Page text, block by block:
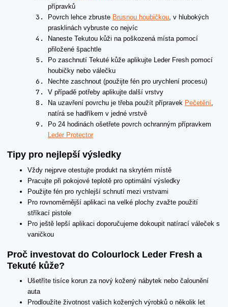
přípravků
Povrch lehce zbruste Brusnou houbičkou , v hlubokých
prasklinách vybruste co nejvíc
Naneste Tekutou kůži na poškozená místa pomocí
přiložené špachtle
Po zaschnutí Tekuté kůže aplikujte Leder Fresh pomocí
houbičky nebo válečku
Nechte zaschnout (použijte fén pro urychlení procesu)
V případě potřeby aplikujte další vrstvy
Na uzavření povrchu je třeba použít přípravek Pečetění
natírá se hadříkem v jedné vrstvě
Po 24 hodinách ošetřete povrch ochranným přípravkem
Leder Protector
Tipy pro nejlepší výsledky
Vždy nejprve otestujte produkt na skrytém místě
Pracujte při pokojové teplotě pro optimální výsledky
Použijte fén pro rychlejší schnutí mezi vrstvami
Pro rovnoměrnější aplikaci na velké plochy zvažte použití
stříkací pistole
Pro ještě lepší aplikaci doporučujeme dokoupit natírací váleček s
vaničkou
Proč investovat do Colourlock Leder Fresh a
Tekuté kůže?
Ušetříte tisíce korun za nový kožený nábytek nebo čalounění
auta
Prodloužíte životnost vašich kožených výrobků o několik let